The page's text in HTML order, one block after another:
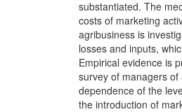
substantiated. The
costs of marketing
agribusiness is
losses and inputs,
Empirical evidence is
survey of managers
dependence of the
the introduction of